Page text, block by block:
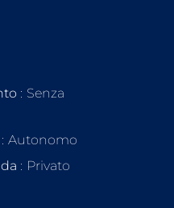
Senza
Autonomo
Privato